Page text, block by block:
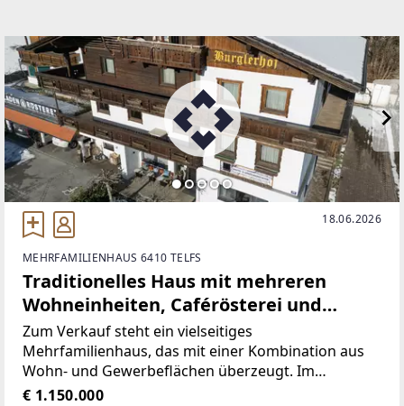
18.06.2026
MEHRFAMILIENHAUS 6410 TELFS
Traditionelles Haus mit mehreren
Wohneinheiten, Caférösterei und
Hofladen in Bestlage von Telfs !
Zum Verkauf steht ein vielseitiges
Mehrfamilienhaus, das mit einer Kombination aus
Wohn- und Gewerbeflächen überzeugt. Im
Erdgeschoss befindet sich eine moderne, 2014
€ 1.150.000